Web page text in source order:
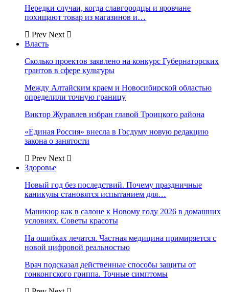
Нередки случаи, когда славгородцы и яровчане
похищают товар из магазинов и…
Prev Next
Власть
Сколько проектов заявлено на конкурс Губернаторских
грантов в сфере культуры
Между Алтайским краем и Новосибирской областью
определили точную границу
Виктор Журавлев избран главой Троицкого района
«Единая Россия» внесла в Госдуму новую редакцию
закона о занятости
Prev Next
Здоровье
Новый год без последствий. Почему праздничные
каникулы становятся испытанием для…
Маникюр как в салоне к Новому году 2026 в домашних
условиях. Советы красоты
На ошибках лечатся. Частная медицина примиряется с
новой цифровой реальностью
Врач подсказал действенные способы защиты от
гонконгского гриппа. Точные симптомы